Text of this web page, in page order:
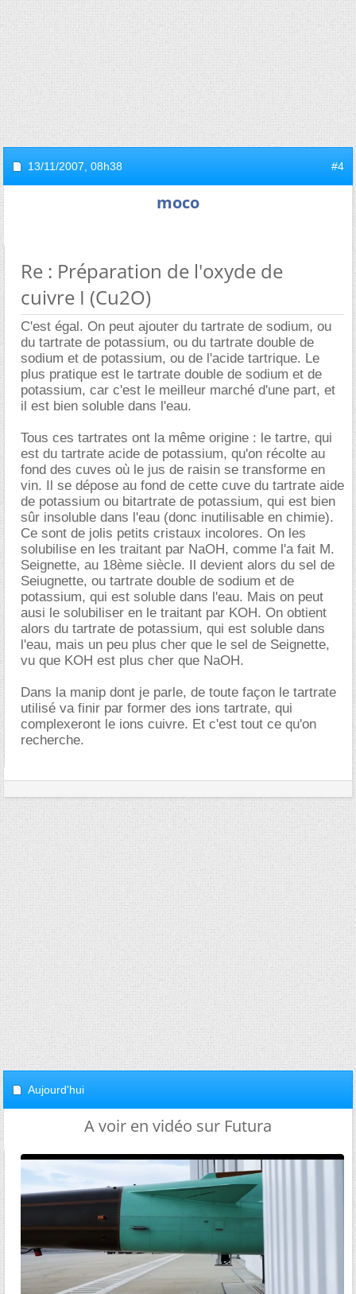
13/11/2007, 08h38 #4
moco
Re : Préparation de l'oxyde de
cuivre I (Cu2O)
C'est égal. On peut ajouter du tartrate de sodium, ou
du tartrate de potassium, ou du tartrate double de
sodium et de potassium, ou de l'acide tartrique. Le
plus pratique est le tartrate double de sodium et de
potassium, car c'est le meilleur marché d'une part, et
il est bien soluble dans l'eau.
Tous ces tartrates ont la même origine : le tartre, qui
est du tartrate acide de potassium, qu'on récolte au
fond des cuves où le jus de raisin se transforme en
vin. Il se dépose au fond de cette cuve du tartrate aide
de potassium ou bitartrate de potassium, qui est bien
sûr insoluble dans l'eau (donc inutilisable en chimie).
Ce sont de jolis petits cristaux incolores. On les
solubilise en les traitant par NaOH, comme l'a fait M.
Seignette, au 18ème siècle. Il devient alors du sel de
Seiugnette, ou tartrate double de sodium et de
potassium, qui est soluble dans l'eau. Mais on peut
ausi le solubiliser en le traitant par KOH. On obtient
alors du tartrate de potassium, qui est soluble dans
l'eau, mais un peu plus cher que le sel de Seignette,
vu que KOH est plus cher que NaOH.
Dans la manip dont je parle, de toute façon le tartrate
utilisé va finir par former des ions tartrate, qui
complexeront le ions cuivre. Et c'est tout ce qu'on
recherche.
Aujourd'hui
A voir en vidéo sur Futura